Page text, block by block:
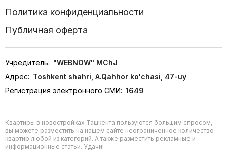
Политика конфиденциальности
Публичная оферта
Учредитель: "WEBNOW" MChJ
Адрес: Toshkent shahri, A.Qahhor ko'chasi, 47-uy
Регистрация электронного СМИ: 1649
Квартиры в новостройках Ташкента пользуются большим спросом,
вы можете разместить на нашем сайте неограниченное количество
квартир любой из категорий. А также разместить рекламные и
информационные статьи. Удачи!